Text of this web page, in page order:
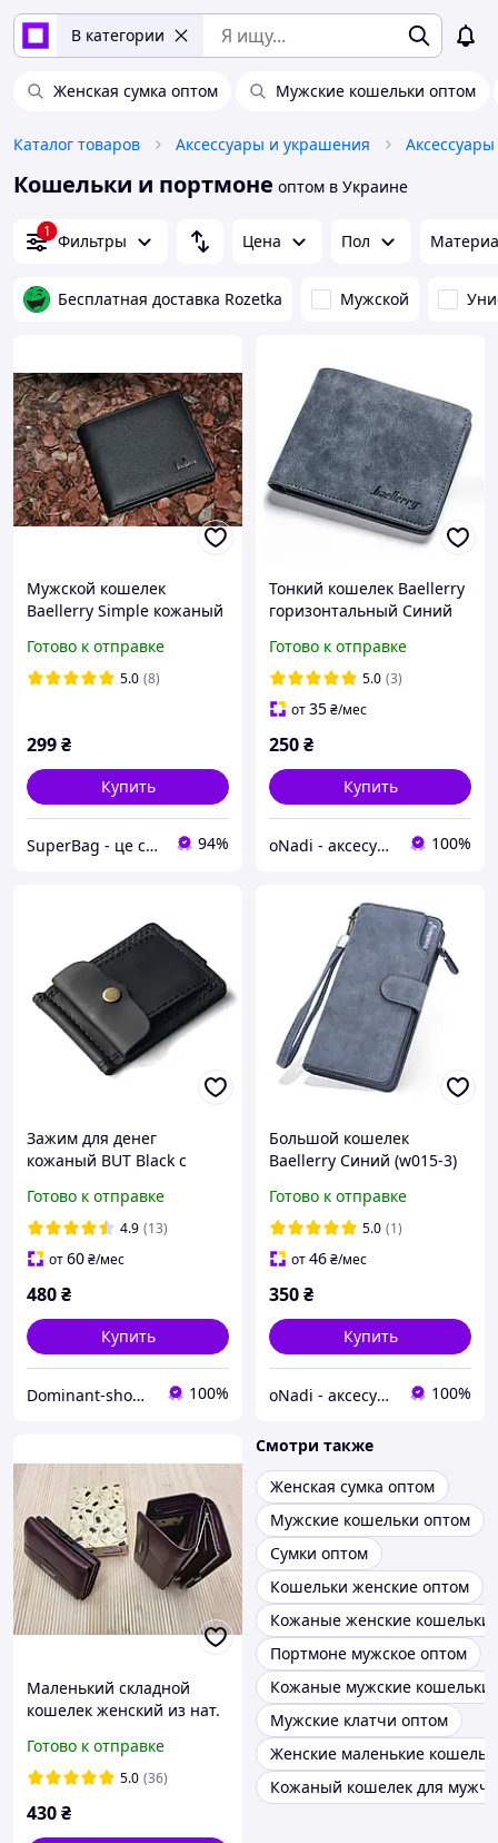
В категории
Женская сумка оптом Мужские кошельки оптом
Каталог товаров Аксессуары и украшения Аксессуары
Кошельки и портмоне оптом в Украине
1 Фильтры Цена Пол
Бесплатная доставка Rozetka Мужской
Мужской кошелек
Baellerry Simple кожаный
Готово к отправке
5.0 (8)
299₴
Купить
SuperBag - це супер ціни 94%
Тонкий кошелек Baellerry
горизонтальный Синий
Готово к отправке
5.0 (3)
от35₴/мес
250₴
Купить
oNadi - аксесуари, прикраси та косметика 100%
Зажим для денег
кожаный BUT Black с
Готово к отправке
4.9 (13)
от60₴/мес
480₴
Купить
Dominant-shop.com.ua 100%
Большой кошелек
Baellerry Синий (w015-3)
Готово к отправке
5.0 (1)
от46₴/мес
350₴
Купить
oNadi - аксесуари, прикраси та косметика 100%
Маленький складной
кошелек женский из нат.
застежке-кнопке
Готово к отправке
5.0 (36)
430₴
Смотри также
Женская сумка оптом
Мужские кошельки оптом
Сумки оптом
Кошельки женские оптом
Кожаные женские кошельки
Портмоне мужское оптом
Кожаные мужские кошельки
Мужские клатчи оптом
Женские маленькие
Кожаный кошелек для